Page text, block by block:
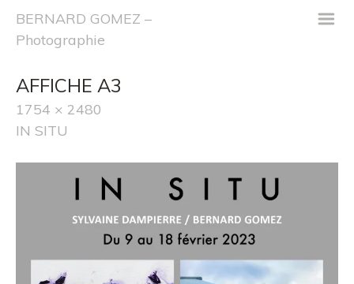
BERNARD GOMEZ –
Photographie
m
AFFICHE A3
1754 × 2480
IN SITU